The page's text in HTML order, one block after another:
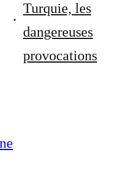
Turquie, les
dangereuses
provocations